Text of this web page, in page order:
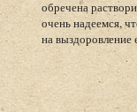
обречена
очень надеемся,
на выздоровление